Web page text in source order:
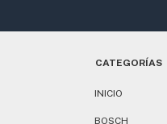
CATEGORÍAS
INICIO
BOSCH